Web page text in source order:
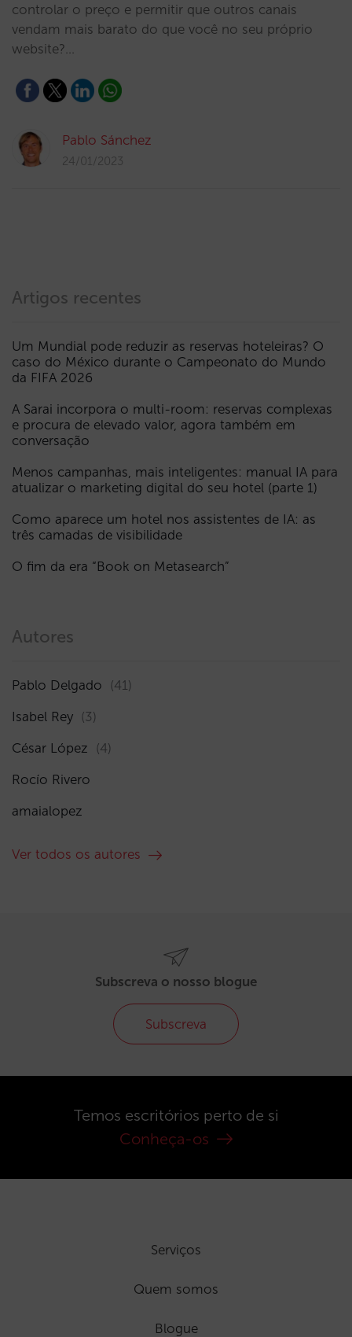
controlar o preço e permitir que outros canais
vendam mais barato do que você no seu próprio
website?…
Pablo Sánchez
24/01/2023
Artigos recentes
Um Mundial pode reduzir as reservas hoteleiras? O
caso do México durante o Campeonato do Mundo
da FIFA 2026
A Sarai incorpora o multi-room: reservas complexas
e procura de elevado valor, agora também em
conversação
Menos campanhas, mais inteligentes: manual IA para
atualizar o marketing digital do seu hotel (parte 1)
Como aparece um hotel nos assistentes de IA: as
três camadas de visibilidade
O fim da era “Book on Metasearch”
Autores
Pablo Delgado (41)
Isabel Rey (3)
César López (4)
Rocío Rivero
amaialopez
Ver todos os autores
Subscreva o nosso blogue
Subscreva
Temos escritórios perto de si
Conheça-os
Serviços
Quem somos
Blogue